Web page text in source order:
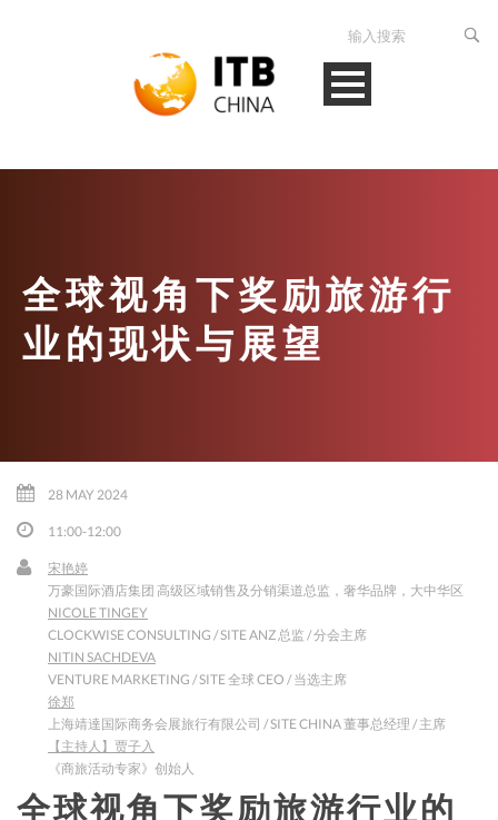
全球视角下奖励旅游行
业的现状与展望
28 MAY 2024
11:00-12:00
宋艳婷
万豪国际酒店集团 高级区域销售及分销渠道总监，奢华品牌，大中华区
NICOLE TINGEY
CLOCKWISE CONSULTING / SITE ANZ 总监 / 分会主席
NITIN SACHDEVA
VENTURE MARKETING / SITE 全球 CEO / 当选主席
徐郑
上海靖達国际商务会展旅行有限公司 / SITE CHINA 董事总经理 / 主席
【主持人】贾子入
《商旅活动专家》创始人
全球视角下奖励旅游行业的